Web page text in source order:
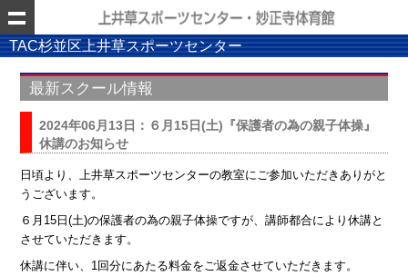
TAC杉並区上井草スポーツセンター
最新スクール情報
2024年06月13日：６月15日(土)『保護者の為の親子体操』
休講のお知らせ
日頃より、上井草スポーツセンターの教室にご参加いただきありがと
うございます。
６月 15日(土)の保護者の為の親子体操ですが、講師都合により休講と
させていただきます。
休講に伴い、 1 回分にあたる料金をご返金させていただきます。